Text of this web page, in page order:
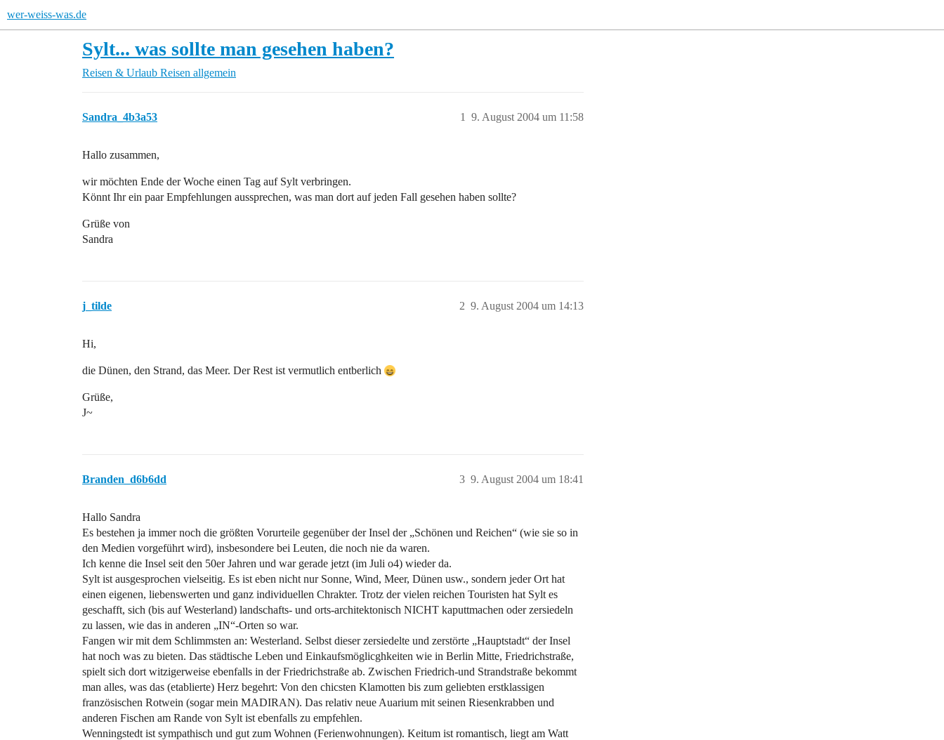
wer-weiss-was.de
Sylt... was sollte man gesehen haben?
Reisen & Urlaub Reisen allgemein
Sandra_4b3a53 9. August 2004 um 11:58
1
Hallo zusammen,
wir möchten Ende der Woche einen Tag auf Sylt verbringen.
Könnt Ihr ein paar Empfehlungen aussprechen, was man dort auf jeden Fall gesehen haben sollte?
Grüße von
Sandra
j_tilde 9. August 2004 um 14:13
2
Hi,
die Dünen, den Strand, das Meer. Der Rest ist vermutlich entberlich
Grüße,
J~
Branden_d6b6dd 9. August 2004 um 18:41
3
Hallo Sandra
Es bestehen ja immer noch die größten Vorurteile gegenüber der Insel der „Schönen und Reichen“ (wie sie so in
den Medien vorgeführt wird), insbesondere bei Leuten, die noch nie da waren.
Ich kenne die Insel seit den 50er Jahren und war gerade jetzt (im Juli o4) wieder da.
Sylt ist ausgesprochen vielseitig. Es ist eben nicht nur Sonne, Wind, Meer, Dünen usw., sondern jeder Ort hat
einen eigenen, liebenswerten und ganz individuellen Chrakter. Trotz der vielen reichen Touristen hat Sylt es
geschafft, sich (bis auf Westerland) landschafts- und orts-architektonisch NICHT kaputtmachen oder zersiedeln
zu lassen, wie das in anderen „IN“-Orten so war.
Fangen wir mit dem Schlimmsten an: Westerland. Selbst dieser zersiedelte und zerstörte „Hauptstadt“ der Insel
hat noch was zu bieten. Das städtische Leben und Einkaufsmöglicghkeiten wie in Berlin Mitte, Friedrichstraße,
spielt sich dort witzigerweise ebenfalls in der Friedrichstraße ab. Zwischen Friedrich-und Strandstraße bekommt
man alles, was das (etablierte) Herz begehrt: Von den chicsten Klamotten bis zum geliebten erstklassigen
französischen Rotwein (sogar mein MADIRAN). Das relativ neue Auarium mit seinen Riesenkrabben und
anderen Fischen am Rande von Sylt ist ebenfalls zu empfehlen.
Wenningstedt ist sympathisch und gut zum Wohnen (Ferienwohnungen). Keitum ist romantisch, liegt am Watt